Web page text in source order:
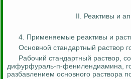
II. Реактивы и
4. Применяемые реактивы и
Основной стандартный раствор
Рабочий стандартный раствор,
дифурфураль-п-фенилендиамина,
разбавлением основного раствора